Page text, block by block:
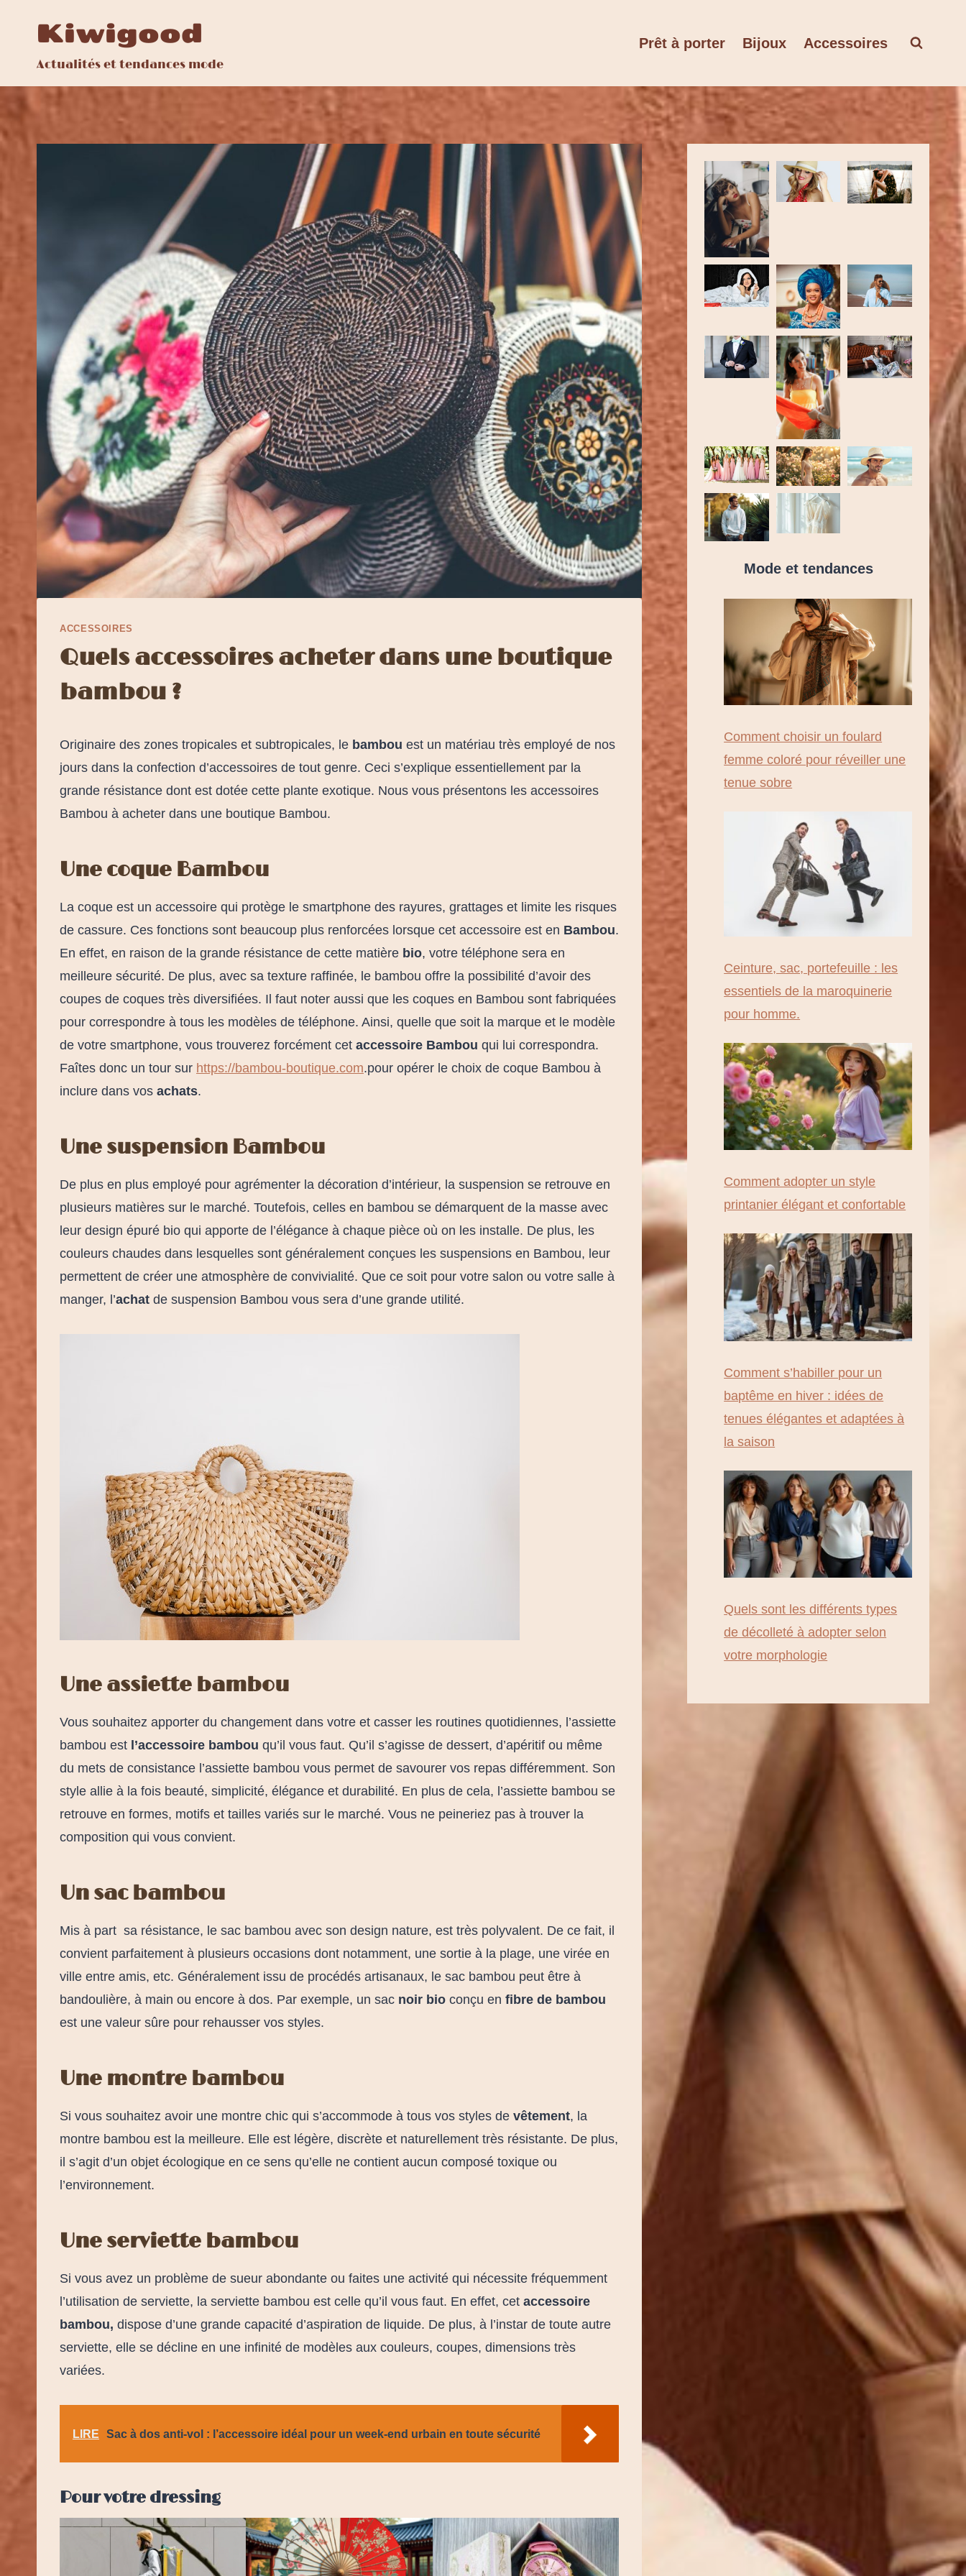
contenu
Kiwigood
Actualités et tendances mode
Prêt à porter Bijoux Accessoires
ACCESSOIRES
Quels accessoires acheter dans une boutique
bambou ?
Originaire des zones tropicales et subtropicales, le bambou est un matériau très employé de nos
jours dans la confection d’accessoires de tout genre. Ceci s’explique essentiellement par la
grande résistance dont est dotée cette plante exotique. Nous vous présentons les accessoires
Bambou à acheter dans une boutique Bambou.
Une coque Bambou
La coque est un accessoire qui protège le smartphone des rayures, grattages et limite les risques
de cassure. Ces fonctions sont beaucoup plus renforcées lorsque cet accessoire est en Bambou.
En effet, en raison de la grande résistance de cette matière bio, votre téléphone sera en
meilleure sécurité. De plus, avec sa texture raffinée, le bambou offre la possibilité d’avoir des
coupes de coques très diversifiées. Il faut noter aussi que les coques en Bambou sont fabriquées
pour correspondre à tous les modèles de téléphone. Ainsi, quelle que soit la marque et le modèle
de votre smartphone, vous trouverez forcément cet accessoire Bambou qui lui correspondra.
Faîtes donc un tour sur https://bambou-boutique.com.pour opérer le choix de coque Bambou à
inclure dans vos achats.
Une suspension Bambou
De plus en plus employé pour agrémenter la décoration d’intérieur, la suspension se retrouve en
plusieurs matières sur le marché. Toutefois, celles en bambou se démarquent de la masse avec
leur design épuré bio qui apporte de l’élégance à chaque pièce où on les installe. De plus, les
couleurs chaudes dans lesquelles sont généralement conçues les suspensions en Bambou, leur
permettent de créer une atmosphère de convivialité. Que ce soit pour votre salon ou votre salle à
manger, l’achat de suspension Bambou vous sera d’une grande utilité.
Une assiette bambou
Vous souhaitez apporter du changement dans votre et casser les routines quotidiennes, l’assiette
bambou est l’accessoire bambou qu’il vous faut. Qu’il s’agisse de dessert, d’apéritif ou même
du mets de consistance l’assiette bambou vous permet de savourer vos repas différemment. Son
style allie à la fois beauté, simplicité, élégance et durabilité. En plus de cela, l’assiette bambou se
retrouve en formes, motifs et tailles variés sur le marché. Vous ne peineriez pas à trouver la
composition qui vous convient.
Un sac bambou
Mis à part sa résistance, le sac bambou avec son design nature, est très polyvalent. De ce fait, il
convient parfaitement à plusieurs occasions dont notamment, une sortie à la plage, une virée en
ville entre amis, etc. Généralement issu de procédés artisanaux, le sac bambou peut être à
bandoulière, à main ou encore à dos. Par exemple, un sac noir bio conçu en fibre de bambou
est une valeur sûre pour rehausser vos styles.
Une montre bambou
Si vous souhaitez avoir une montre chic qui s’accommode à tous vos styles de vêtement, la
montre bambou est la meilleure. Elle est légère, discrète et naturellement très résistante. De plus,
il s’agit d’un objet écologique en ce sens qu’elle ne contient aucun composé toxique ou
l’environnement.
Une serviette bambou
Si vous avez un problème de sueur abondante ou faites une activité qui nécessite fréquemment
l’utilisation de serviette, la serviette bambou est celle qu’il vous faut. En effet, cet accessoire
bambou, dispose d’une grande capacité d’aspiration de liquide. De plus, à l’instar de toute autre
serviette, elle se décline en une infinité de modèles aux couleurs, coupes, dimensions très
variées.
LIRE Sac à dos anti-vol : l’accessoire idéal pour un week-end urbain en toute sécurité
Pour votre dressing
Mode et tendances
Comment choisir un foulard
femme coloré pour réveiller une
tenue sobre
Ceinture, sac, portefeuille : les
essentiels de la maroquinerie
pour homme.
Comment adopter un style
printanier élégant et confortable
Comment s’habiller pour un
baptême en hiver : idées de
tenues élégantes et adaptées à
la saison
Quels sont les différents types
de décolleté à adopter selon
votre morphologie